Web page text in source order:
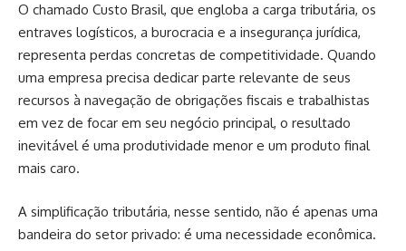
O chamado Custo Brasil, que engloba a carga tributária, os
entraves logísticos, a burocracia e a insegurança jurídica,
representa perdas concretas de competitividade. Quando
uma empresa precisa dedicar parte relevante de seus
recursos à navegação de obrigações fiscais e trabalhistas
em vez de focar em seu negócio principal, o resultado
inevitável é uma produtividade menor e um produto final
mais caro.
A simplificação tributária, nesse sentido, não é apenas uma
bandeira do setor privado: é uma necessidade econômica.